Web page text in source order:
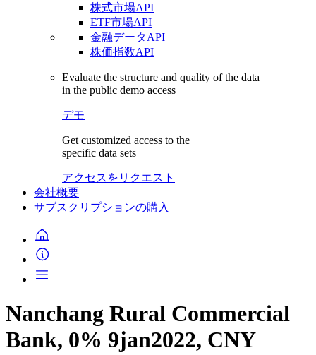
株式市場API
ETF市場API
金融データAPI
株価指数API
Evaluate the structure and quality of the data
in the public demo access
デモ
Get customized access to the
specific data sets
アクセスをリクエスト
会社概要
サブスクリプションの購入
Nanchang Rural Commercial
Bank, 0% 9jan2022, CNY